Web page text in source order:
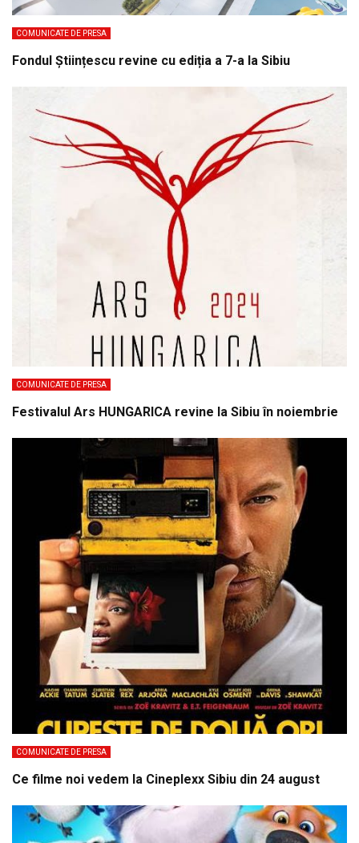
COMUNICATE DE PRESA
Fondul Științescu revine cu ediția a 7-a la Sibiu
COMUNICATE DE PRESA
Festivalul Ars HUNGARICA revine la Sibiu în noiembrie
COMUNICATE DE PRESA
Ce filme noi vedem la Cineplexx Sibiu din 24 august